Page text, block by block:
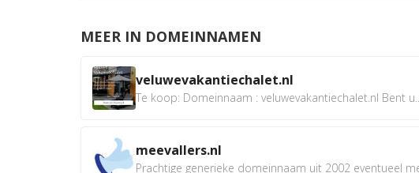
MEER IN DOMEINNAMEN
veluwevakantiechalet.nl
Te koop: Domeinnaam : veluwevakantiechalet.nl Bent u...
meevallers.nl
Prachtige generieke domeinnaam uit 2002 eventueel